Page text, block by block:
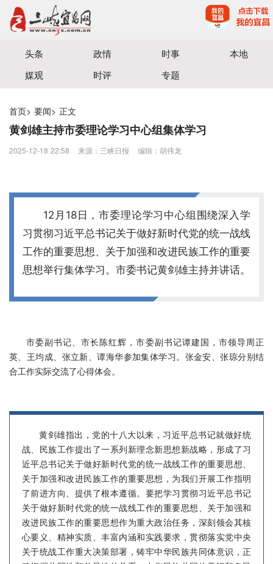
宜昌三峡融媒体中心主办
头条 政情 时事
本地
媒观
时评 专题
首页> 要闻> 正文
黄剑雄主持市委理论学习中心组集体学习
2025-12-18 22:58 来源：​三峡日报 编辑：胡伟龙
12月18日，市委理论学习中心组围绕深入学
习贯彻习近平总书记关于做好新时代党的统一战线
工作的重要思想、关于加强和改进民族工作的重要
思想举行集体学习。市委书记黄剑雄主持并讲话。
市委副书记、市长陈红辉，市委副书记谭建国，市领导周正
英、王均成、张立新、谭海华参加集体学习。张金安、张琼分别结
合工作实际交流了心得体会。
黄剑雄指出，党的十八大以来，习近平总书记就做好统
战、民族工作提出了一系列新理念新思想新战略，形成了习
近平总书记关于做好新时代党的统一战线工作的重要思想、
关于加强和改进民族工作的重要思想，为我们开展工作指明
了前进方向、提供了根本遵循。要把学习贯彻习近平总书记
关于做好新时代党的统一战线工作的重要思想、关于加强和
改进民族工作的重要思想作为重大政治任务，深刻领会其核
心要义、精神实质、丰富内涵和实践要求，贯彻落实党中央
关于统战工作重大决策部署，铸牢中华民族共同体意识，正